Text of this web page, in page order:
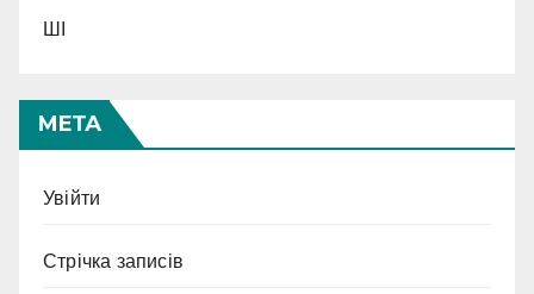
ШІ
МЕТА
Увійти
Стрічка записів